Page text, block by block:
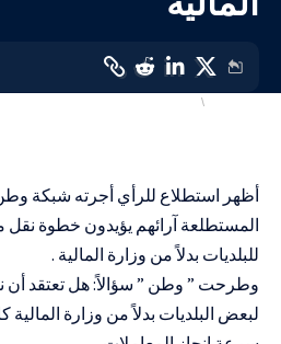
أهم الاخبارمحليات
المستطلعة آرائهم يؤيدون خطوة نقل
للبلديات بدلاً من وزارة المالية .
وطرحت ” وطن ” سؤالاً: هل تعتقد أن
لبعض البلديات بدلاً من وزارة